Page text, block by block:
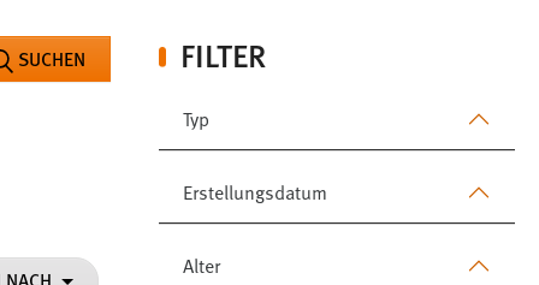
FILTER
Typ
Erstellungsdatum
Alter
SUCHEN